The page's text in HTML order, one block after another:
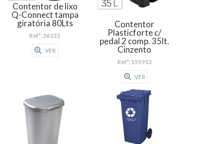
Contentor de lixo
Q-Connect tampa
giratória 80Lts
Refª: 36133
VER
Contentor
Plasticforte c/
pedal 2 comp. 35lt.
Cinzento
Refª: 155913
VER